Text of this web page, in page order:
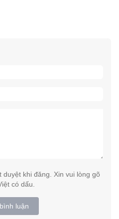
khi đăng. Xin vui lòng gõ
có dấu.
luận